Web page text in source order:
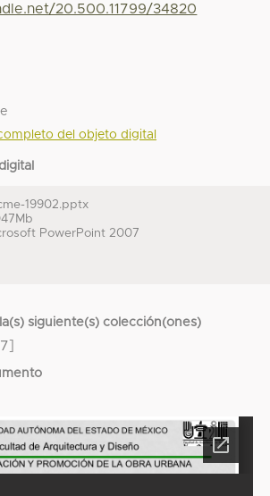
20.500.11799/34820
del objeto digital
19902.pptx
PowerPoint 2007
siguiente(s) colección(ones)